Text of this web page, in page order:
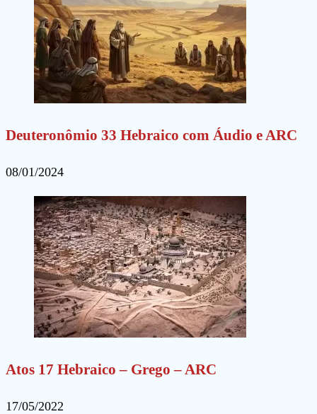
Deuteronômio 33 Hebraico com Áudio e ARC
08/01/2024
Atos 17 Hebraico – Grego – ARC
17/05/2022